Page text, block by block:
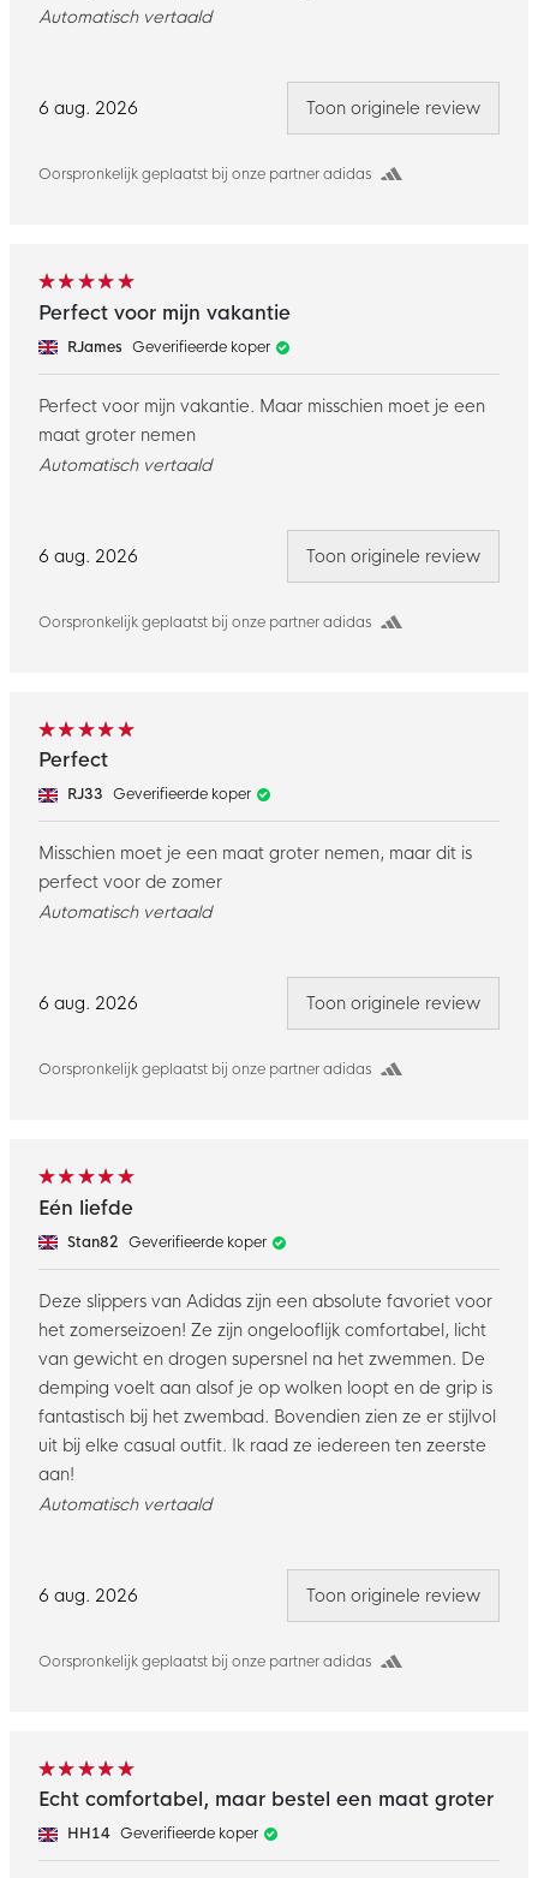
6 aug. 2026
Oorspronkelijk geplaatst bij onze partner adidas
Automatisch vertaald
Toon originele review
6 aug. 2026
Oorspronkelijk geplaatst bij onze partner adidas
Perfect voor mijn vakantie
RJames Geverifieerde koper
Perfect voor mijn vakantie. Maar misschien moet je een
maat groter nemen
Automatisch vertaald
Toon originele review
6 aug. 2026
Oorspronkelijk geplaatst bij onze partner adidas
Perfect
RJ33 Geverifieerde koper
Misschien moet je een maat groter nemen, maar dit is
perfect voor de zomer
Automatisch vertaald
Toon originele review
6 aug. 2026
Oorspronkelijk geplaatst bij onze partner adidas
Eén liefde
Stan82 Geverifieerde koper
Deze slippers van Adidas zijn een absolute favoriet voor
het zomerseizoen! Ze zijn ongelooflijk comfortabel, licht
van gewicht en drogen supersnel na het zwemmen. De
demping voelt aan alsof je op wolken loopt en de grip is
fantastisch bij het zwembad. Bovendien zien ze er stijlvol
uit bij elke casual outfit. Ik raad ze iedereen ten zeerste
aan!
Automatisch vertaald
Toon originele review
Echt comfortabel, maar bestel een maat groter
HH14 Geverifieerde koper